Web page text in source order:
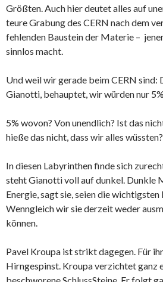
Größten. Auch hier deutet alles auf
teure Grabung des CERN nach dem
fehlenden Baustein der Materie –
sinnlos macht.
Und weil wir gerade beim CERN sind:
Gianotti, behauptet, wir würden nur
5% wovon? Von unendlich? Ist das
hieße das nicht, dass wir alles wüssten?
In diesen Labyrinthen finde sich
steht Gianotti voll auf dunkel. Dunkle
Energie, sagt sie, seien die
Wenngleich wir sie derzeit weder
können.
Pavel Kroupa ist strikt dagegen. Für
Hirngespinst. Kroupa verzichtet ganz